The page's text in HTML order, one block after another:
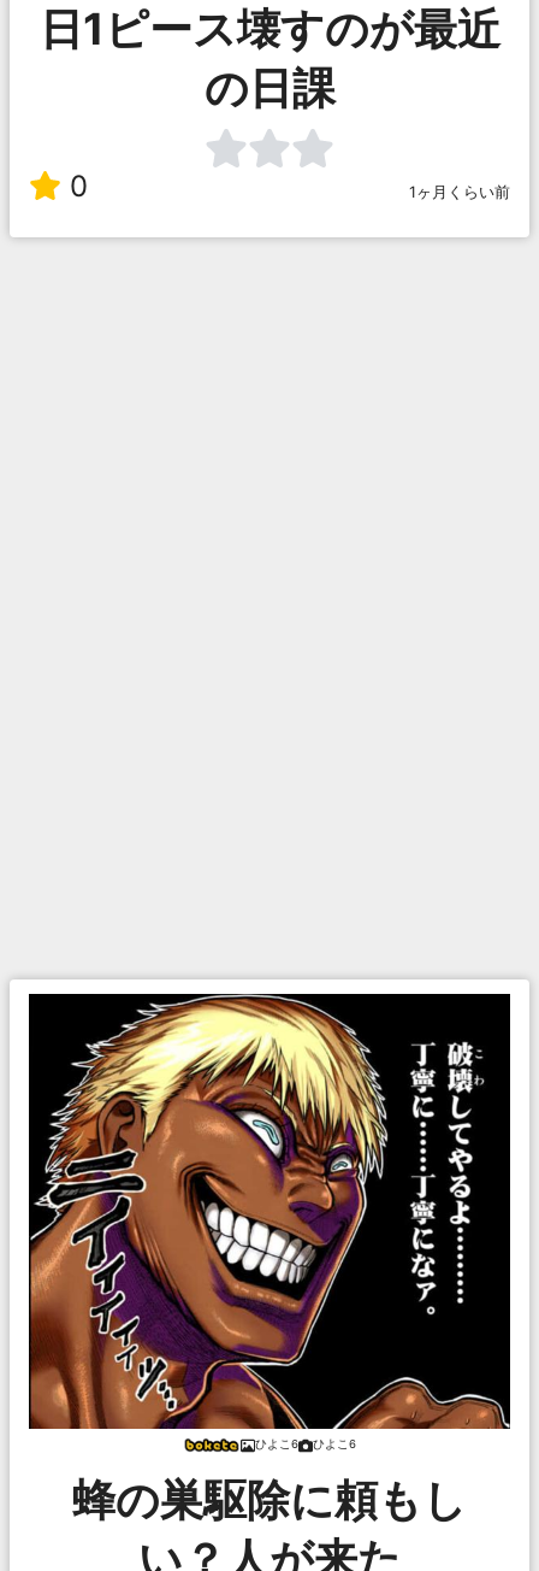
日1ピース壊すのが最近
の日課
0 1ヶ月くらい前
ひよこ6 ひよこ6
蜂の巣駆除に頼もし
い？人が来た